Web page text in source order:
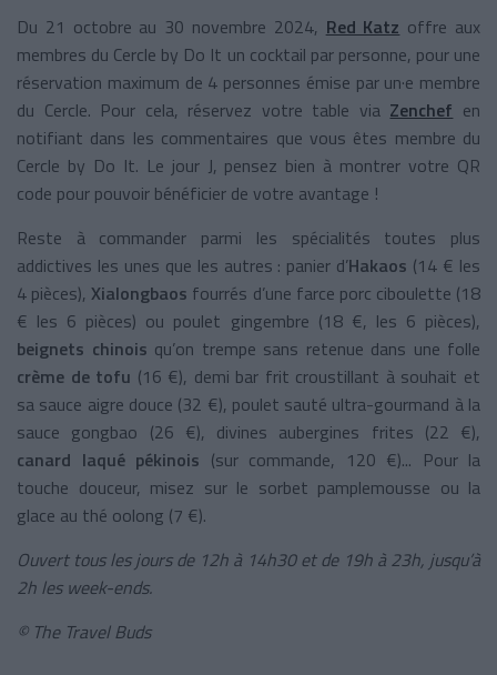
Du 21 octobre au 30 novembre 2024, Red Katz offre aux
membres du Cercle by Do It un cocktail par personne, pour une
réservation maximum de 4 personnes émise par un·e membre
du Cercle. Pour cela, réservez votre table via Zenchef en
notifiant dans les commentaires que vous êtes membre du
Cercle by Do It. Le jour J, pensez bien à montrer votre QR
code pour pouvoir bénéficier de votre avantage !
Reste à commander parmi les spécialités toutes plus
addictives les unes que les autres : panier d’Hakaos (14 € les
4 pièces),Xialongbaos fourrés d’une farce porc ciboulette (18
€ les 6 pièces) ou poulet gingembre (18 €, les 6 pièces),
beignets chinois qu’on trempe sans retenue dans une folle
crème de tofu (16 €), demi bar frit croustillant à souhait et
sa sauce aigre douce (32 €), poulet sauté ultra-gourmand à la
sauce gongbao (26 €), divines aubergines frites (22 €),
canard laqué pékinois (sur commande, 120 €)... Pour la
touche douceur, misez sur le sorbet pamplemousse ou la
glace au thé oolong (7 €).
Ouvert tous les jours de 12h à 14h30 et de 19h à 23h, jusqu’à
2h les week-ends.
© The Travel Buds